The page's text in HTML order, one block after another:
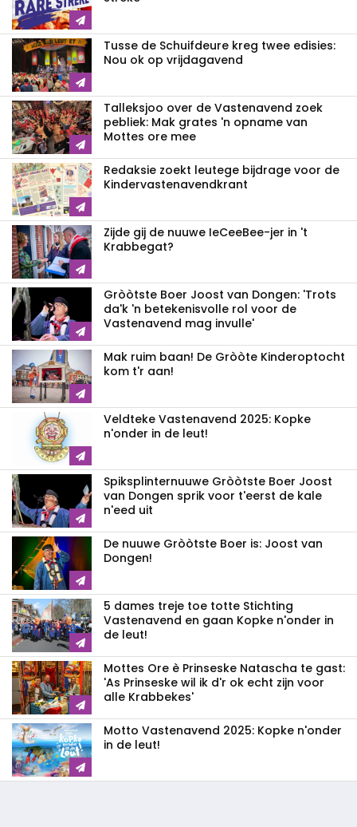
Tusse de Schuifdeure kreg twee edisies:
Nou ok op vrijdagavend
Talleksjoo over de Vastenavend zoek
pebliek: Mak grates 'n opname van
Mottes ore mee
Redaksie zoekt leutege bijdrage voor de
Kindervastenavendkrant
Zijde gij de nuuwe IeCeeBee-jer in 't
Krabbegat?
Gròòtste Boer Joost van Dongen: 'Trots
da'k 'n betekenisvolle rol voor de
Vastenavend mag invulle'
Mak ruim baan! De Gròòte Kinderoptocht
kom t'r aan!
Veldteke Vastenavend 2025: Kopke
n'onder in de leut!
Spiksplinternuuwe Gròòtste Boer Joost
van Dongen sprik voor t'eerst de kale
n'eed uit
De nuuwe Gròòtste Boer is: Joost van
Dongen!
5 dames treje toe totte Stichting
Vastenavend en gaan Kopke n'onder in
de leut!
Mottes Ore è Prinseske Natascha te gast:
'As Prinseske wil ik d'r ok echt zijn voor
alle Krabbekes'
Motto Vastenavend 2025: Kopke n'onder
in de leut!